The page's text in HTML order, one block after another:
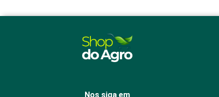
Nos siga em